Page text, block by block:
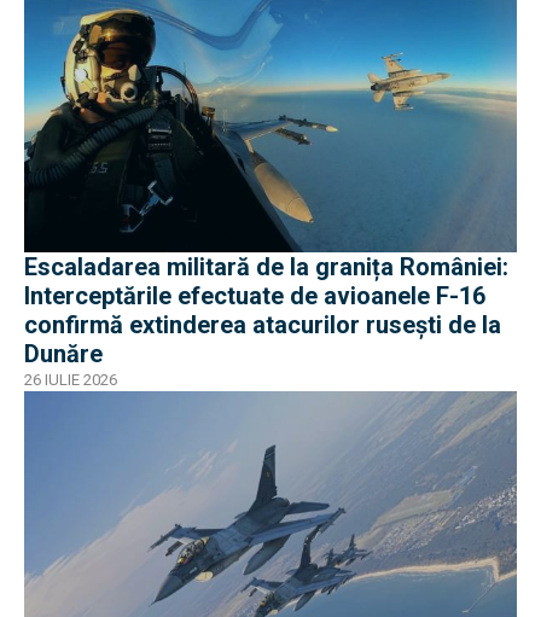
Escaladarea militară de la granița României:
Interceptările efectuate de avioanele F-16
confirmă extinderea atacurilor rusești de la
Dunăre
26 IULIE 2026